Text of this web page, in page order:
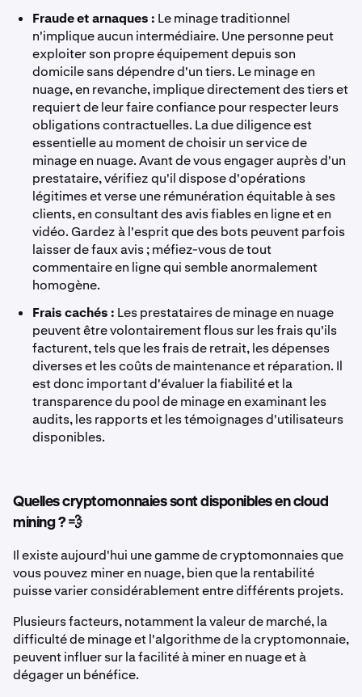
Fraude et arnaques : Le minage traditionnel
n'implique aucun intermédiaire. Une personne peut
exploiter son propre équipement depuis son
domicile sans dépendre d'un tiers. Le minage en
nuage, en revanche, implique directement des tiers et
requiert de leur faire confiance pour respecter leurs
obligations contractuelles. La due diligence est
essentielle au moment de choisir un service de
minage en nuage. Avant de vous engager auprès d'un
prestataire, vérifiez qu'il dispose d'opérations
légitimes et verse une rémunération équitable à ses
clients, en consultant des avis fiables en ligne et en
vidéo. Gardez à l'esprit que des bots peuvent parfois
laisser de faux avis ; méfiez-vous de tout
commentaire en ligne qui semble anormalement
homogène.
Frais cachés : Les prestataires de minage en nuage
peuvent être volontairement flous sur les frais qu'ils
facturent, tels que les frais de retrait, les dépenses
diverses et les coûts de maintenance et réparation. Il
est donc important d'évaluer la fiabilité et la
transparence du pool de minage en examinant les
audits, les rapports et les témoignages d'utilisateurs
disponibles.
Quelles cryptomonnaies sont disponibles en cloud
mining ? 💨
Il existe aujourd'hui une gamme de cryptomonnaies que
vous pouvez miner en nuage, bien que la rentabilité
puisse varier considérablement entre différents projets.
Plusieurs facteurs, notamment la valeur de marché, la
difficulté de minage et l'algorithme de la cryptomonnaie,
peuvent influer sur la facilité à miner en nuage et à
dégager un bénéfice.